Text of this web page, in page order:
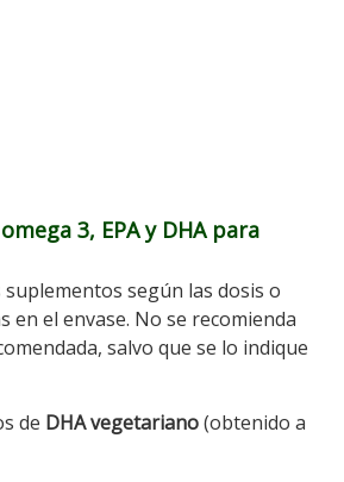
3, EPA y DHA para
según las dosis o
en el envase. No se recomienda
salvo que se lo indique
de DHA vegetariano(obtenido a